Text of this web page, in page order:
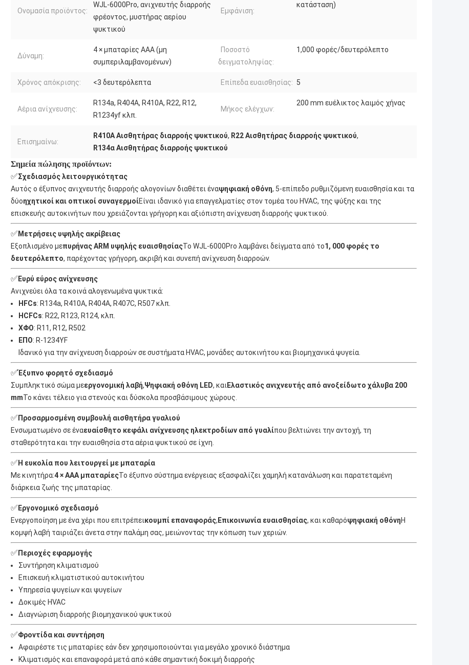
Ονομασία προϊόντος:
WJL-6000Pro, ανιχνευτής διαρροής
φρέοντος, μυστήρας αερίου
ψυκτικού
Εμφάνιση:
κατάσταση)
Δύναμη:
4 × μπαταρίες AAA (μη
συμπεριλαμβανομένων)
Ποσοστό
δειγματοληψίας:
1,000 φορές/δευτερόλεπτο
Χρόνος απόκρισης: <3 δευτερόλεπτα Επίπεδα ευαισθησίας: 5
Αέρια ανίχνευσης:
R134a, R404A, R410A, R22, R12,
R1234yf κλπ.
Μήκος ελέγχων:
200 mm ευέλικτος λαιμός χήνας
Επισημαίνω:
R410A Αισθητήρας διαρροής ψυκτικού, R22 Αισθητήρας διαρροής ψυκτικού,
R134α Αισθητήρας διαρροής ψυκτικού
Σημεία πώλησης προϊόντων:
✅Σχεδιασμός λειτουργικότητας
Αυτός ο έξυπνος ανιχνευτής διαρροής αλογονίων διαθέτει έναψηφιακή οθόνη, 5-επίπεδο ρυθμιζόμενη ευαισθησία και τα
δύοηχητικοί και οπτικοί συναγερμοίΕίναι ιδανικό για επαγγελματίες στον τομέα του HVAC, της ψύξης και της
επισκευής αυτοκινήτων που χρειάζονται γρήγορη και αξιόπιστη ανίχνευση διαρροής ψυκτικού.
✅ Μετρήσεις υψηλής ακρίβειας
Εξοπλισμένο μεπυρήνας ARM υψηλής ευαισθησίαςΤο WJL-6000Pro λαμβάνει δείγματα από το1, 000 φορές το
δευτερόλεπτο, παρέχοντας γρήγορη, ακριβή και συνεπή ανίχνευση διαρροών.
✅ Ευρύ εύρος ανίχνευσης
Ανιχνεύει όλα τα κοινά αλογενωμένα ψυκτικά:
HFCs: R134a, R410A, R404A, R407C, R507 κλπ.
HCFCs: R22, R123, R124, κλπ.
ΧΦΟ: R11, R12, R502
ΕΠΟ: R-1234YF
Ιδανικό για την ανίχνευση διαρροών σε συστήματα HVAC, μονάδες αυτοκινήτου και βιομηχανικά ψυγεία.
✅Έξυπνο φορητό σχεδιασμό
Συμπληκτικό σώμα μεεργονομική λαβή,Ψηφιακή οθόνη LED, καιΕλαστικός ανιχνευτής από ανοξείδωτο χάλυβα 200
mmΤο κάνει τέλειο για στενούς και δύσκολα προσβάσιμους χώρους.
✅ Προσαρμοσμένη συμβουλή αισθητήρα γυαλιού
Ενσωματωμένο σε έναευαίσθητο κεφάλι ανίχνευσης ηλεκτροδίων από γυαλίπου βελτιώνει την αντοχή, τη
σταθερότητα και την ευαισθησία στα αέρια ψυκτικού σε ίχνη.
✅ Η ευκολία που λειτουργεί με μπαταρία
Με κινητήρα:4 × AAA μπαταρίεςΤο έξυπνο σύστημα ενέργειας εξασφαλίζει χαμηλή κατανάλωση και παρατεταμένη
διάρκεια ζωής της μπαταρίας.
✅ Εργονομικό σχεδιασμό
Ενεργοποίηση με ένα χέρι που επιτρέπεικουμπί επαναφοράς, Επικοινωνία ευαισθησίας, και καθαρόψηφιακή οθόνηΗ
κομψή λαβή ταιριάζει άνετα στην παλάμη σας, μειώνοντας την κόπωση των χεριών.
✅ Περιοχές εφαρμογής
Συντήρηση κλιματισμού
Επισκευή κλιματιστικού αυτοκινήτου
Υπηρεσία ψυγείων και ψυγείων
Δοκιμές HVAC
Διαγνώριση διαρροής βιομηχανικού ψυκτικού
✅Φροντίδα και συντήρηση
Αφαιρέστε τις μπαταρίες εάν δεν χρησιμοποιούνται για μεγάλο χρονικό διάστημα
Κλιματισμός και επαναφορά μετά από κάθε σημαντική δοκιμή διαρροής